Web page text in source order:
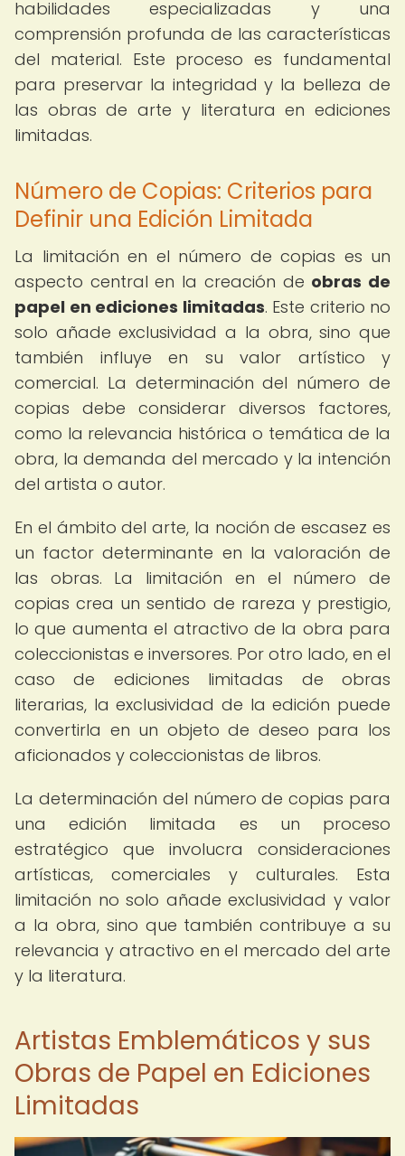
habilidades especializadas y una
comprensión profunda de las características
del material. Este proceso es fundamental
para preservar la integridad y la belleza de
las obras de arte y literatura en ediciones
limitadas.
Número de Copias: Criterios para
Definir una Edición Limitada
La limitación en el número de copias es un
aspecto central en la creación de obras de
papel en ediciones limitadas. Este criterio no
solo añade exclusividad a la obra, sino que
también influye en su valor artístico y
comercial. La determinación del número de
copias debe considerar diversos factores,
como la relevancia histórica o temática de la
obra, la demanda del mercado y la intención
del artista o autor.
En el ámbito del arte, la noción de escasez es
un factor determinante en la valoración de
las obras. La limitación en el número de
copias crea un sentido de rareza y prestigio,
lo que aumenta el atractivo de la obra para
coleccionistas e inversores. Por otro lado, en el
caso de ediciones limitadas de obras
literarias, la exclusividad de la edición puede
convertirla en un objeto de deseo para los
aficionados y coleccionistas de libros.
La determinación del número de copias para
una edición limitada es un proceso
estratégico que involucra consideraciones
artísticas, comerciales y culturales. Esta
limitación no solo añade exclusividad y valor
a la obra, sino que también contribuye a su
relevancia y atractivo en el mercado del arte
y la literatura.
Artistas Emblemáticos y sus
Obras de Papel en Ediciones
Limitadas